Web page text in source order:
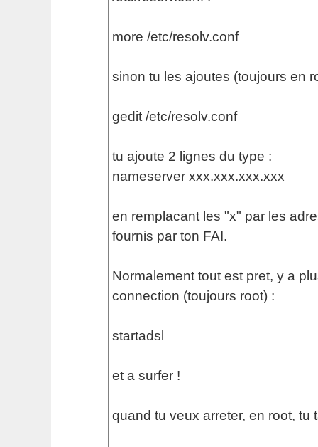
more /etc/resolv.conf
sinon tu les ajoutes (toujours en
gedit /etc/resolv.conf
tu ajoute 2 lignes du type :
nameserver xxx.xxx.xxx.xxx
en remplacant les "x" par les
fournis par ton FAI.
Normalement tout est pret, y a
connection (toujours root) :
startadsl
et a surfer !
quand tu veux arreter, en root, tu